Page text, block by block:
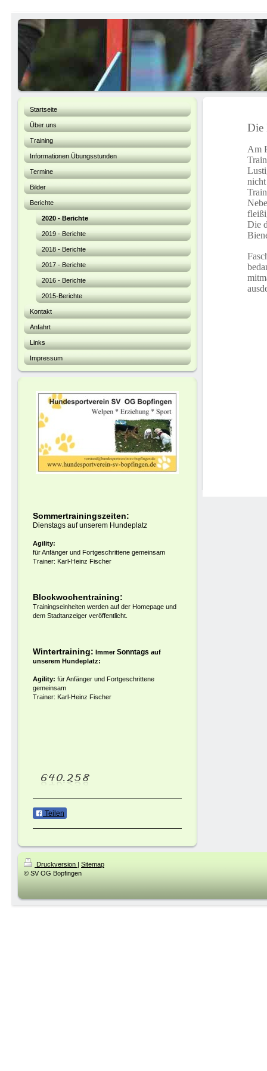
Startseite
Über uns
Training
Informationen Übungsstunden
Termine
Bilder
Berichte
2020 - Berichte
2019 - Berichte
2018 - Berichte
2017 - Berichte
2016 - Berichte
2015-Berichte
Kontakt
Anfahrt
Links
Impressum
Sommertrainingszeiten:
Dienstags auf unserem Hundeplatz
Agility:
für Anfänger und Fortgeschrittene gemeinsam
Trainer: Karl-Heinz Fischer
Blockwochentraining:
Trainingseinheiten werden auf der Homepage und
dem Stadtanzeiger veröffentlicht.
Wintertraining: ImmerSonntags auf
unserem Hundeplatz:
Agility: für Anfänger und Fortgeschrittene
gemeinsam
Trainer: Karl-Heinz Fischer
Teilen
Die
Am
Die
Druckversion | Sitemap
© SV OG Bopfingen